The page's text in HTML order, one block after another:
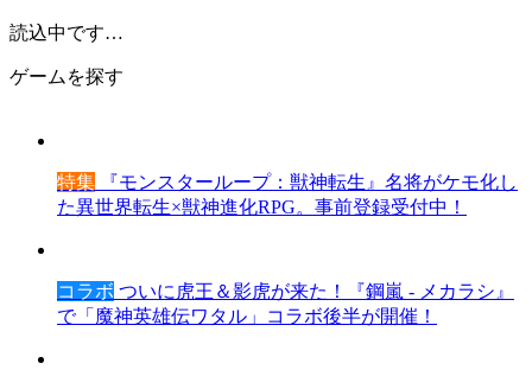
読込中です…
ゲームを探す
特集 『モンスターループ：獣神転生』名将がケモ化し
た異世界転生×獣神進化RPG。事前登録受付中！
コラボ ついに虎王＆影虎が来た！『鋼嵐 - メカラシ』
で「魔神英雄伝ワタル」コラボ後半が開催！